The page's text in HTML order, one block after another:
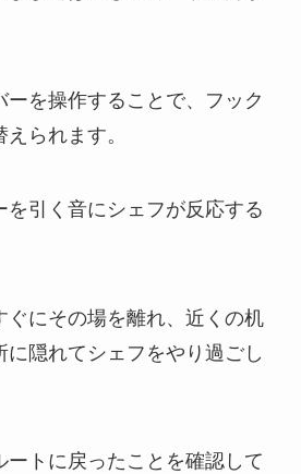
を操作することで、フック
られます。
を引く音にシェフが反応する
ぐにその場を離れ、近くの机
隠れてシェフをやり過ごし
ートに戻ったことを確認して